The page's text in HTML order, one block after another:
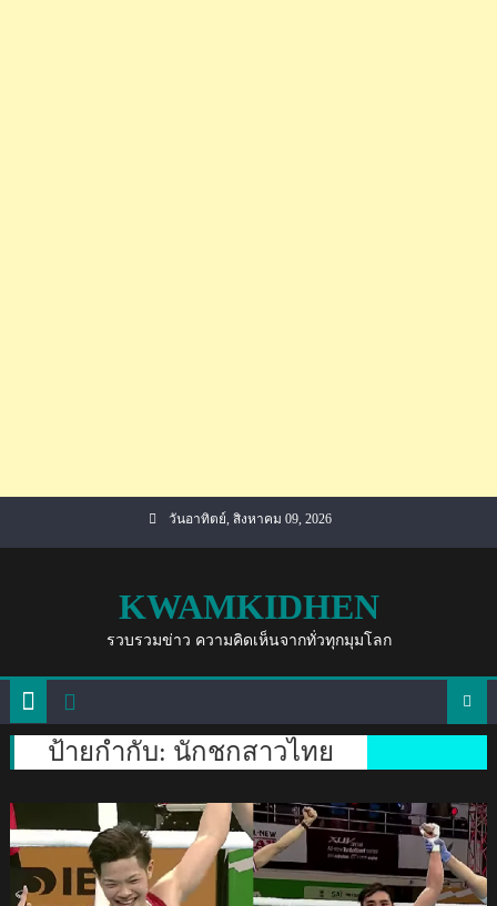
วันอาทิตย์, สิงหาคม 09, 2026
KWAMKIDHEN
รวบรวมข่าว ความคิดเห็นจากทั่วทุกมุมโลก
ป้ายกำกับ: นักชกสาวไทย